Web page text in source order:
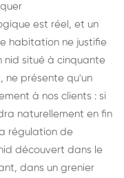
est réel, et un
habitation ne justifie
nid situé à cinquante
ne présente qu'un
à nos clients : si
naturellement en fin
régulation de
découvert dans le
dans un grenier